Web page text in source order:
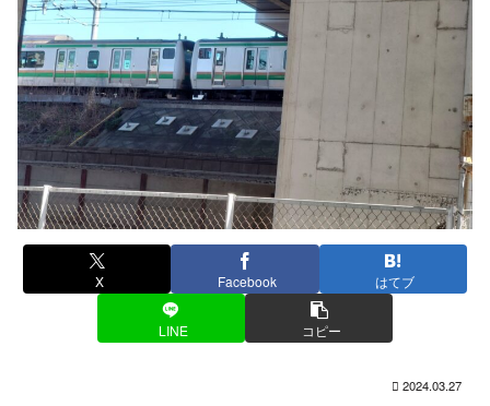
X Facebook はてブ
LINE コピー
2024.03.27